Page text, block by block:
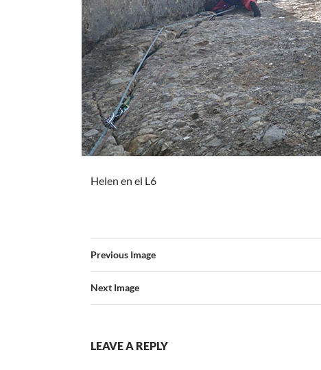
Helen en el L6
Previous Image
Next Image
LEAVE A REPLY